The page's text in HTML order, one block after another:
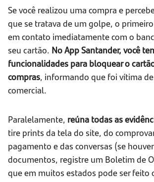
Se você realizou uma compra e
que se tratava de um golpe, o
em contato imediatamente com o
seu cartão. No App Santander, você
funcionalidades para bloquear o
compras, informando que foi vítima
comercial.
Paralelamente, reúna todas as
tire prints da tela do site, do
pagamento e das conversas (se
documentos, registre um Boletim de
que em muitos estados pode ser feito